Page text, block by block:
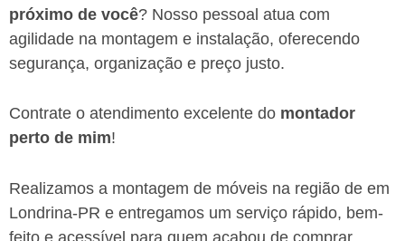
próximo de você? Nosso pessoal atua com
agilidade na montagem e instalação, oferecendo
segurança, organização e preço justo.
Contrate o atendimento excelente do montador
perto de mim!
Realizamos a montagem de móveis na região de em
Londrina-PR e entregamos um serviço rápido, bem-